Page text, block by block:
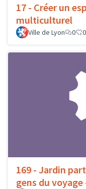
17 - Créer un
multiculturel
Ville de Lyon 0 0
169 - Jardin
gens du voyage